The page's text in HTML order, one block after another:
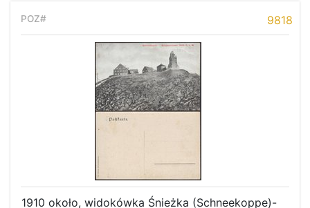
9818
1910 około, widokówka Śnieżka (Schneekoppe)-